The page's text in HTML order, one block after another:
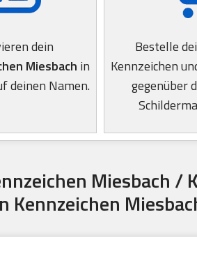
dein
Miesbach in
deinen Namen.
Bestelle
Kennzeichen
gegenüber
Miesbach /
Kennzeichen